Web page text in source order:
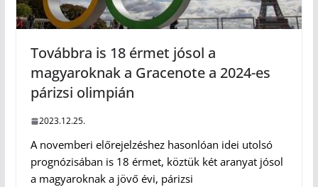
Továbbra is 18 érmet jósol a
magyaroknak a Gracenote a 2024-es
párizsi olimpián
2023.12.25.
A novemberi előrejelzéshez hasonlóan idei utolsó
prognózisában is 18 érmet, köztük két aranyat jósol
a magyaroknak a jövő évi, párizsi